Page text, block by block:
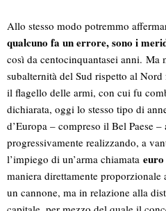
Allo stesso modo potremmo
qualcuno fa un errore, sono i
così da centocinquantasei anni. Ma
subalternità del Sud rispetto al Nord
il flagello delle armi, con cui fu
dichiarata, oggi lo stesso tipo di
d’Europa – compreso il Bel Paese
progressivamente realizzando, a
l’impiego di un’arma chiamata euro
maniera direttamente
un cannone, ma in relazione alla